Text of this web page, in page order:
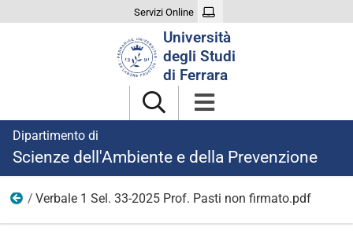
Servizi Online
Università
degli Studi
di Ferrara
Dipartimento di
Scienze dell'Ambiente e della Prevenzione
Ricerca
Verbale 1 Sel. 33-2025 Prof. Pasti non firmato.pdf